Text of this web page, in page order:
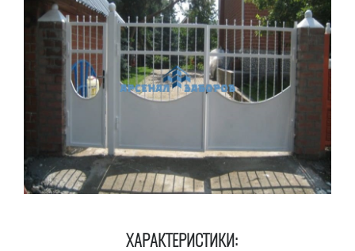
ХАРАКТЕРИСТИКИ: